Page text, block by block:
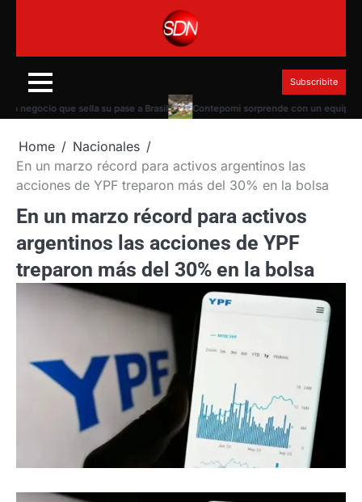
Subscribite
que sella su pase a Brasil Contepomi sorprende con un equipo
Home
Nacionales
En un marzo récord para activos argentinos las
acciones de YPF treparon más del 30% en la bolsa
En un marzo récord para activos
argentinos las acciones de YPF
treparon más del 30% en la bolsa